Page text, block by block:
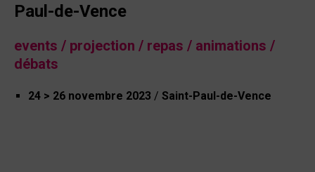
Paul-de-Vence
events / projection / repas / animations /
débats
24 > 26 novembre 2023 / Saint-Paul-de-Vence